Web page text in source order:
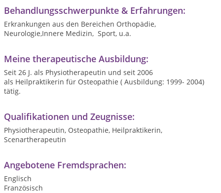
Behandlungsschwerpunkte & Erfahrungen:
Erkrankungen aus den Bereichen Orthopädie,
Neurologie,Innere Medizin, Sport, u.a.
Meine therapeutische Ausbildung:
Seit 26 J. als Physiotherapeutin und seit 2006
als Heilpraktikerin für Osteopathie ( Ausbildung: 1999- 2004)
tätig.
Qualifikationen und Zeugnisse:
Physiotherapeutin, Osteopathie, Heilpraktikerin,
Scenartherapeutin
Angebotene Fremdsprachen:
Englisch
Französisch